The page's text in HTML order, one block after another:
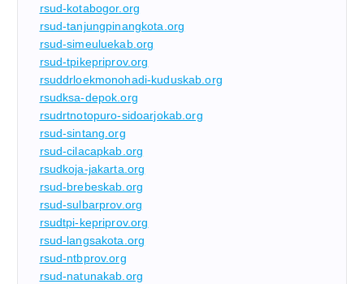
rsud-kotabogor.org
rsud-tanjungpinangkota.org
rsud-simeuluekab.org
rsud-tpikepriprov.org
rsuddrloekmonohadi-kuduskab.org
rsudksa-depok.org
rsudrtnotopuro-sidoarjokab.org
rsud-sintang.org
rsud-cilacapkab.org
rsudkoja-jakarta.org
rsud-brebeskab.org
rsud-sulbarprov.org
rsudtpi-kepriprov.org
rsud-langsakota.org
rsud-ntbprov.org
rsud-natunakab.org